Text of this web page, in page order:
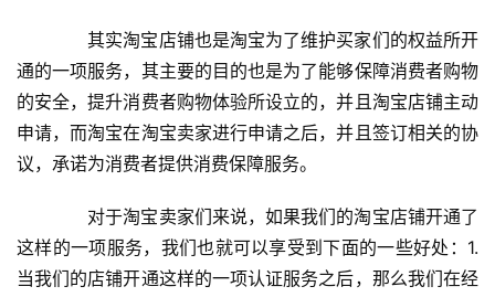
其实淘宝店铺也是淘宝为了维护买家们的权益所开
通的一项服务，其主要的目的也是为了能够保障消费者购物
的安全，提升消费者购物体验所设立的，并且淘宝店铺主动
申请，而淘宝在淘宝卖家进行申请之后，并且签订相关的协
议，承诺为消费者提供消费保障服务。
对于淘宝卖家们来说，如果我们的淘宝店铺开通了
这样的一项服务，我们也就可以享受到下面的一些好处：1.
当我们的店铺开通这样的一项认证服务之后，那么我们在经